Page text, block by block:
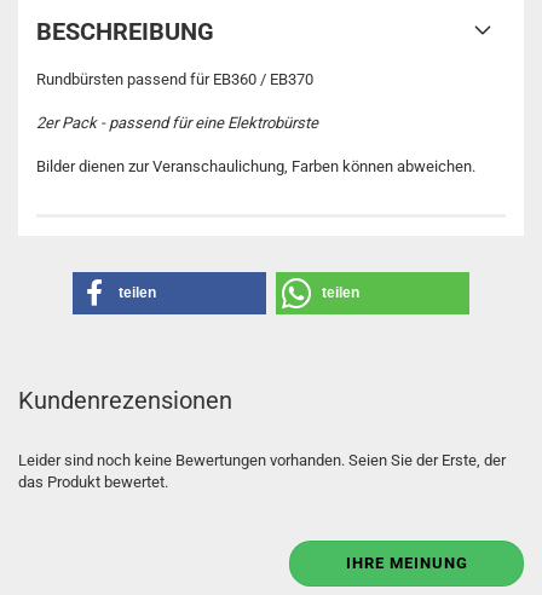
BESCHREIBUNG
Rundbürsten passend für EB360 / EB370
2er Pack - passend für eine Elektrobürste
Bilder dienen zur Veranschaulichung, Farben können abweichen.
teilen teilen
Kundenrezensionen
Leider sind noch keine Bewertungen vorhanden. Seien Sie der Erste, der
das Produkt bewertet.
IHRE MEINUNG